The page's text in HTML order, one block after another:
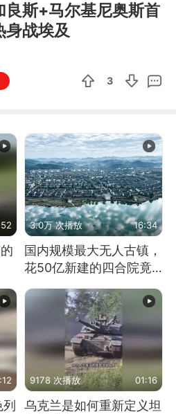
良斯+马尔基尼奥斯首
身战埃及
3
3.0万 次播放 16:34
国内规模最大无人古镇，
花50亿新建的四合院竟
列
9178 次播放 01:16
乌克兰是如何重新定义坦